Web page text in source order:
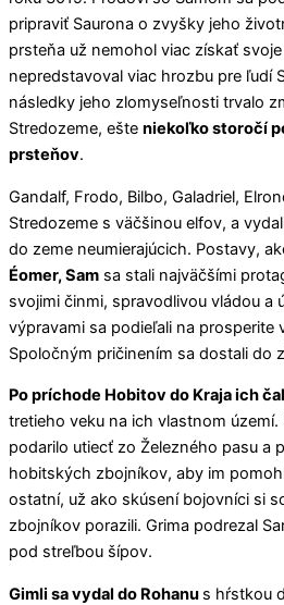
pripraviť Saurona o zvyšky jeho
prsteňa už nemohol viac získať
nepredstavoval viac hrozbu pre ľudí
následky jeho zlomyseľnosti trvalo
Stredozeme, ešte niekoľko storočí
prsteňov.
Gandalf, Frodo, Bilbo, Galadriel,
Stredozeme s väčšinou elfov, a
do zeme neumierajúcich. Postavy,
Éomer, Sam sa stali najväčšími
svojimi činmi, spravodlivou vládou a
výpravami sa podieľali na prosperite
Spoločným pričinením sa dostali do
Po príchode Hobitov do Kraja ich
tretieho veku na ich vlastnom území.
podarilo utiecť zo Železného pasu a
hobitských zbojníkov, aby im
ostatní, už ako skúsení bojovníci si
zbojníkov porazili. Grima podrezal
pod streľbou šípov.
Gimli sa vydal do Rohanu s hŕstkou